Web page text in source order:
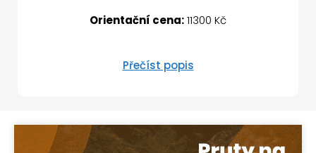
Orientační cena:11300 Kč
Přečíst popis